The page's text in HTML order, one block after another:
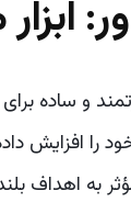
و ساده
را
به اهداف